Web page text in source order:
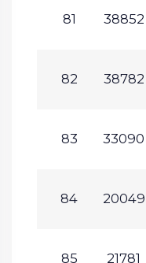
81 38852
82 38782
83 33090
84 20049
85 21781